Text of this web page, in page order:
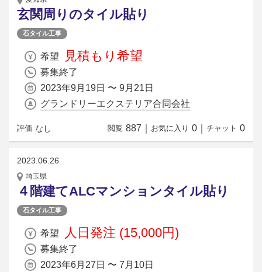
玄関周りのタイル貼り
石タイル工事
希望 見積もり希望
募集終了
2023年9月19日 〜 9月21日
グランドリーエクステリア合同会社
評価 なし 閲覧 887 お気に入り 0 チャット 0
2023.06.26
埼玉県
４階建てALCマンションタイル貼り
石タイル工事
希望 人日発注 (15,000円)
募集終了
2023年6月27日 〜 7月10日